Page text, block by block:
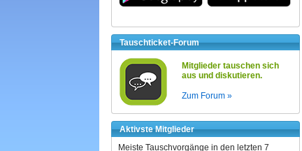
Tauschticket-Forum
Mitglieder tauschen sich
aus und diskutieren.
Zum Forum »
Aktivste Mitglieder
Meiste Tauschvorgänge in den letzten 7